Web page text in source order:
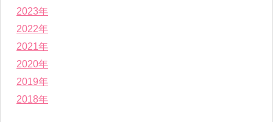
2023年
2022年
2021年
2020年
2019年
2018年